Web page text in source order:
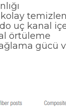
kolay
uç kanal
örtüleme
gücü